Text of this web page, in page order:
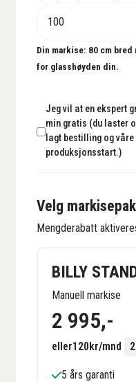
Din markise: 80 cm bred
for glasshøyden din.
Jeg vil at en ekspert
min gratis (du laster
lagt bestilling og
produksjonsstart.)
Velg
Mengderabatt
BILLY
Manuell markise
2 995,-
eller120kr/mnd
5 års garanti